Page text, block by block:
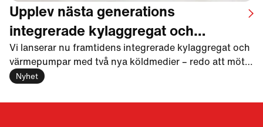
Upplev nästa generations
integrerade kylaggregat och
värmepumpar
Vi lanserar nu framtidens integrerade kylaggregat och
värmepumpar med två nya köldmedier – redo att möta
F-gasförordningen 2027. Samtidigt utökas Envistar
för ökad kostnadsoptimering.
Nyhet